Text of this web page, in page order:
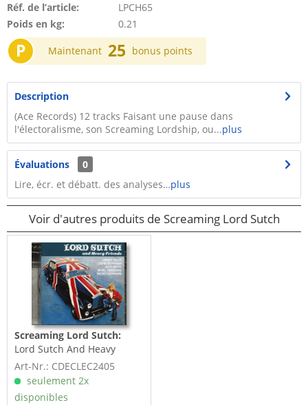
Réf. de l’article:
LPCH65
Poids en kg:
0.21
P Maintenant 25 bonus points
Description
​(Ace Records) 12 tracks Faisant une pause dans
l'électoralisme, son Screaming Lordship, ou...plus
Évaluations
0
Lire, écr. et débatt. des analyses…plus
Voir d'autres produits de Screaming Lord Sutch
Screaming Lord Sutch:
Lord Sutch And Heavy
Friends (CD)
Art-Nr.: CDECLEC2405
seulement 2x
disponibles